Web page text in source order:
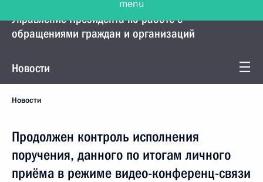
Управление Президента по работе с
обращениями граждан и организаций
Новости
Новости
Продолжен контроль исполнения
поручения, данного по итогам личного
приёма в режиме видео-конференц-связи